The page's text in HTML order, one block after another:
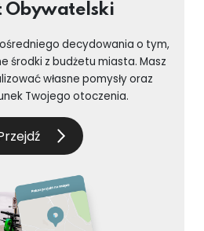
Obywatelski
decydowania o tym,
środki z budżetu miasta. Masz
własne pomysły oraz
Twojego otoczenia.